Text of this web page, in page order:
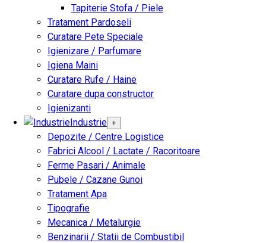
Tapiterie Stofa / Piele
Tratament Pardoseli
Curatare Pete Speciale
Igienizare / Parfumare
Igiena Maini
Curatare Rufe / Haine
Curatare dupa constructor
Igienizanti
Industrie +
Depozite / Centre Logistice
Fabrici Alcool / Lactate / Racoritoare
Ferme Pasari / Animale
Pubele / Cazane Gunoi
Tratament Apa
Tipografie
Mecanica / Metalurgie
Benzinarii / Statii de Combustibil